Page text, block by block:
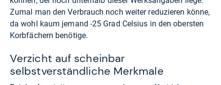
Zumal man den Verbrauch noch weiter reduzieren könne,
da wohl kaum jemand -25 Grad Celsius in den obersten
Korbfächern benötige.
Verzicht auf scheinbar
selbstverständliche Merkmale